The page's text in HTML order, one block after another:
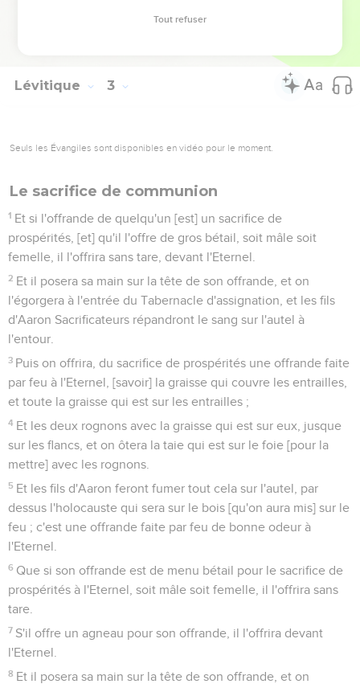
Et le Sacrificateur fera fumer son mémorial, [pris] de ses
Lévitique 3
Seuls les Évangiles sont disponibles en vidéo pour le moment.
Le sacrifice de communion
1 Et si l'offrande de quelqu'un [est] un sacrifice de
prospérités, [et] qu'il l'offre de gros bétail, soit mâle soit
femelle, il l'offrira sans tare, devant l'Eternel.
2 Et il posera sa main sur la tête de son offrande, et on
l'égorgera à l'entrée du Tabernacle d'assignation, et les fils
d'Aaron Sacrificateurs répandront le sang sur l'autel à
l'entour.
3 Puis on offrira, du sacrifice de prospérités une offrande faite
par feu à l'Eternel, [savoir] la graisse qui couvre les entrailles,
et toute la graisse qui est sur les entrailles ;
4 Et les deux rognons avec la graisse qui est sur eux, jusque
sur les flancs, et on ôtera la taie qui est sur le foie [pour la
mettre] avec les rognons.
5 Et les fils d'Aaron feront fumer tout cela sur l'autel, par
dessus l'holocauste qui sera sur le bois [qu'on aura mis] sur le
feu ; c'est une offrande faite par feu de bonne odeur à
l'Eternel.
6 Que si son offrande est de menu bétail pour le sacrifice de
prospérités à l'Eternel, soit mâle soit femelle, il l'offrira sans
tare.
7 S'il offre un agneau pour son offrande, il l'offrira devant
l'Eternel.
8 Et il posera sa main sur la tête de son offrande, et on
Tout refuser